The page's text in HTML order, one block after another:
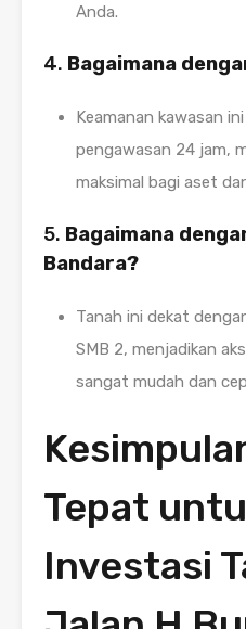
Anda.
4. Bagaimana
Keamanan kawasan
pengawasan 24 jam,
maksimal bagi aset
5. Bagaimana
Bandara?
Tanah ini dekat
SMB 2, menjadikan
sangat mudah dan
Tepat
Investasi